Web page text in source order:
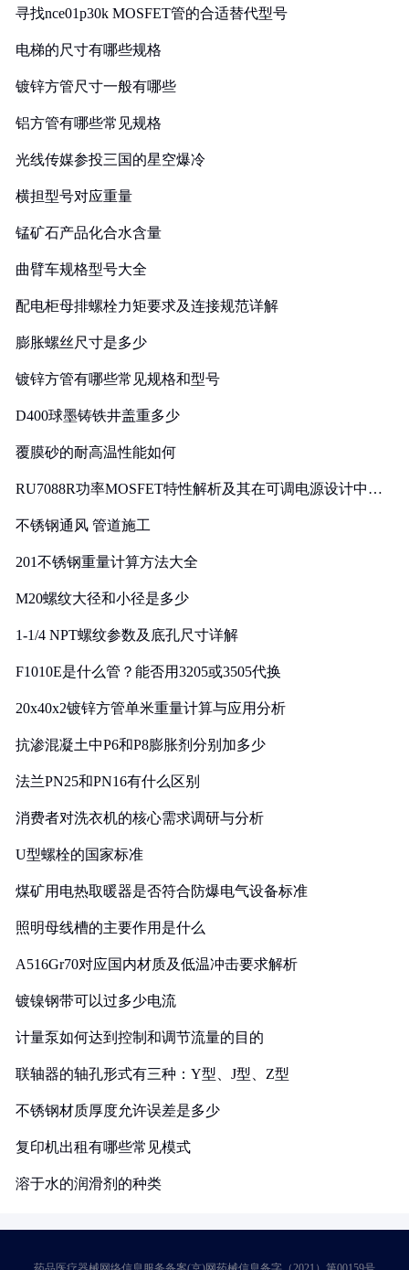
寻找nce01p30k MOSFET管的合适替代型号
电梯的尺寸有哪些规格
镀锌方管尺寸一般有哪些
铝方管有哪些常见规格
光线传媒参投三国的星空爆冷
横担型号对应重量
锰矿石产品化合水含量
曲臂车规格型号大全
配电柜母排螺栓力矩要求及连接规范详解
膨胀螺丝尺寸是多少
镀锌方管有哪些常见规格和型号
D400球墨铸铁井盖重多少
覆膜砂的耐高温性能如何
RU7088R功率MOSFET特性解析及其在可调电源设计中的
不锈钢通风 管道施工
201不锈钢重量计算方法大全
M20螺纹大径和小径是多少
1-1/4 NPT螺纹参数及底孔尺寸详解
F1010E是什么管？能否用3205或3505代换
20x40x2镀锌方管单米重量计算与应用分析
抗渗混凝土中P6和P8膨胀剂分别加多少
法兰PN25和PN16有什么区别
消费者对洗衣机的核心需求调研与分析
U型螺栓的国家标准
煤矿用电热取暖器是否符合防爆电气设备标准
照明母线槽的主要作用是什么
A516Gr70对应国内材质及低温冲击要求解析
镀镍钢带可以过多少电流
计量泵如何达到控制和调节流量的目的
联轴器的轴孔形式有三种：Y型、J型、Z型
不锈钢材质厚度允许误差是多少
复印机出租有哪些常见模式
溶于水的润滑剂的种类